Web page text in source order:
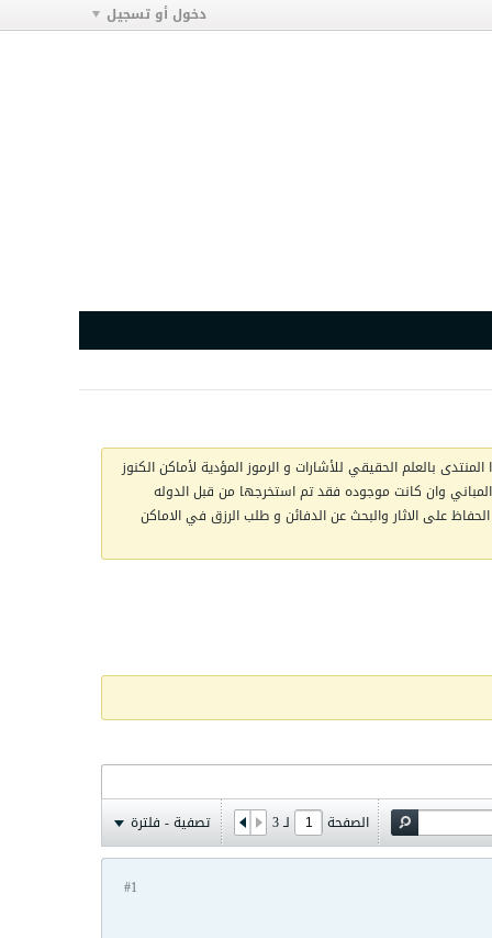
دخول أو تسجيل
بالعلم الحقيقي للأشارات و الرموز المؤدية لأماكن الكنوز
المباني وان كانت موجوده فقد تم استخرجها من قبل الدوله
على الاثار والبحث عن الدفائن و طلب الرزق في الاماكن
الصفحة لـ3 تصفية - فلترة
#1